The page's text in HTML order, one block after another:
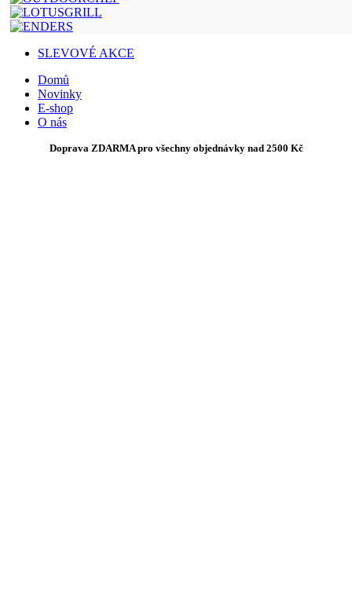
SLEVOVÉ AKCE
Domů
Novinky
E-shop
O nás
Doprava ZDARMA pro všechny objednávky nad 2500 Kč